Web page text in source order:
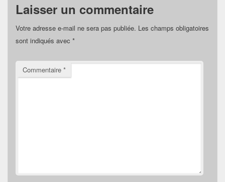
Laisser un commentaire
Votre adresse e-mail ne sera pas publiée. Les champs obligatoires
sont indiqués avec *
Commentaire *